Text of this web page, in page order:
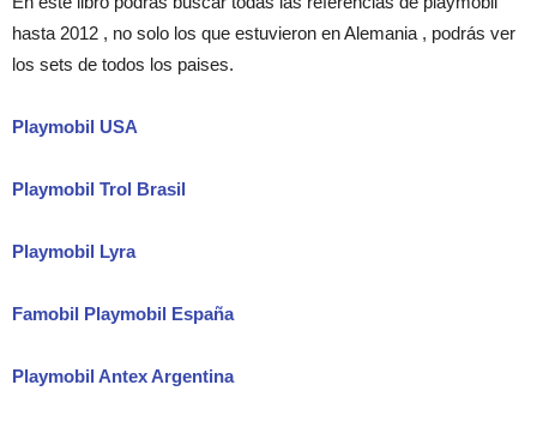
hasta 2012 , no solo los que estuvieron en Alemania , podrás ver
los sets de todos los paises.
Playmobil USA
Playmobil Trol Brasil
Playmobil Lyra
Famobil Playmobil España
Playmobil Antex Argentina